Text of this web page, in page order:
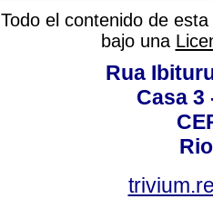
Todo el contenido de
bajo una
Rua
Casa 3